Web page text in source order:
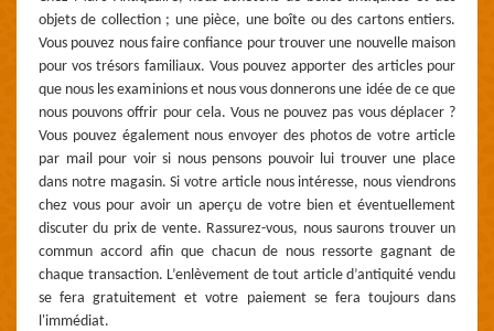
objets de collection ; une pièce, une boîte ou des cartons entiers.
Vous pouvez nous faire confiance pour trouver une nouvelle maison
pour vos trésors familiaux. Vous pouvez apporter des articles pour
que nous les examinions et nous vous donnerons une idée de ce que
nous pouvons offrir pour cela. Vous ne pouvez pas vous déplacer ?
Vous pouvez également nous envoyer des photos de votre article
par mail pour voir si nous pensons pouvoir lui trouver une place
dans notre magasin. Si votre article nous intéresse, nous viendrons
chez vous pour avoir un aperçu de votre bien et éventuellement
discuter du prix de vente. Rassurez-vous, nous saurons trouver un
commun accord afin que chacun de nous ressorte gagnant de
chaque transaction. L’enlèvement de tout article d’antiquité vendu
se fera gratuitement et votre paiement se fera toujours dans
l'immédiat.